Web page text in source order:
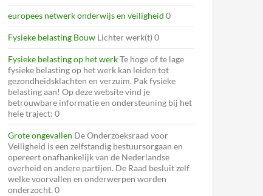
europees netwerk onderwijs en veiligheid 0
Fysieke belasting Bouw Lichter werk(t) 0
Fysieke belasting op het werkTe hoge of te lage
fysieke belasting op het werk kan leiden tot
gezondheidsklachten en verzuim. Pak fysieke
belasting aan! Op deze website vind je
betrouwbare informatie en ondersteuning bij het
hele traject: 0
Grote ongevallen De Onderzoeksraad voor
Veiligheid is een zelfstandig bestuursorgaan en
opereert onafhankelijk van de Nederlandse
overheid en andere partijen. De Raad besluit zelf
welke voorvallen en onderwerpen worden
onderzocht. 0